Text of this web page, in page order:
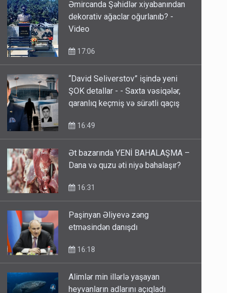
Əmircanda Şəhidlər xiyabanından
dekorativ ağaclar oğurlanıb? -
“David Seliverstov” işində yeni
ŞOK detallar - - Saxta vəsiqələr,
Ət bazarında YENİ BAHALAŞMA –
Paşinyan Əliyevə zəng
Alimlər min illərlə yaşayan